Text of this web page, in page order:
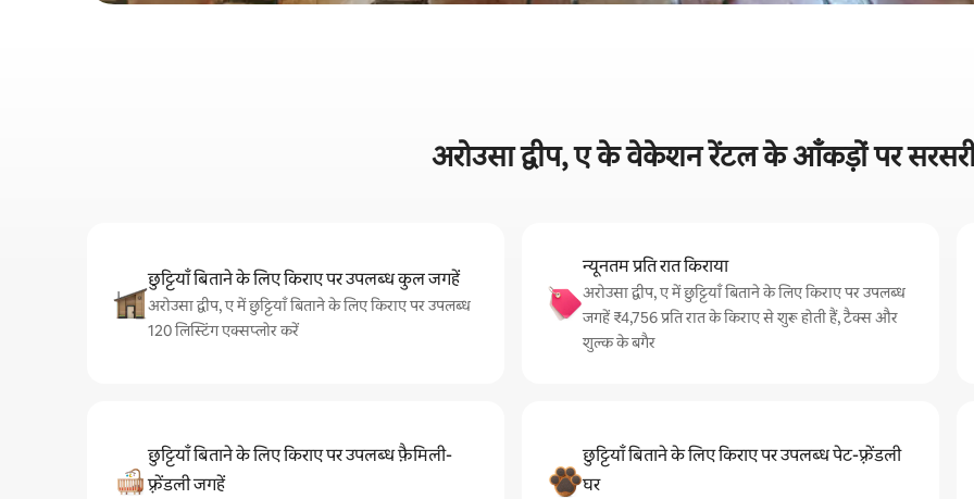
अरोउसा द्वीप, ए के वेकेशन रेंटल के आँकड़ों पर
छुट्टियाँ बिताने के लिए किराए पर उपलब्ध कुल जगहें
अरोउसा द्वीप, ए में छुट्टियाँ बिताने के लिए किराए पर उपलब्ध
120 लिस्टिंग एक्सप्लोर करें
न्यूनतम प्रति रात किराया
अरोउसा द्वीप, ए में छुट्टियाँ बिताने के लिए किराए पर उपलब्ध
जगहें ₹4,756 प्रति रात के किराए से शुरू होती हैं, टैक्स और
शुल्क के बगैर
छुट्टियाँ बिताने के लिए किराए पर उपलब्ध फ़ैमिली-
फ़्रेंडली जगहें
छुट्टियाँ बिताने के लिए किराए पर उपलब्ध पेट-फ़्रेंडली
घर